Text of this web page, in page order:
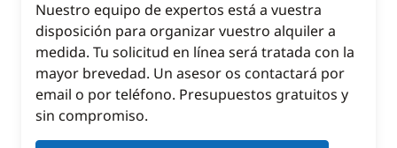
Nuestro equipo de expertos está a vuestra
disposición para organizar vuestro alquiler a
medida. Tu solicitud en línea será tratada con la
mayor brevedad. Un asesor os contactará por
email o por teléfono. Presupuestos gratuitos y
sin compromiso.